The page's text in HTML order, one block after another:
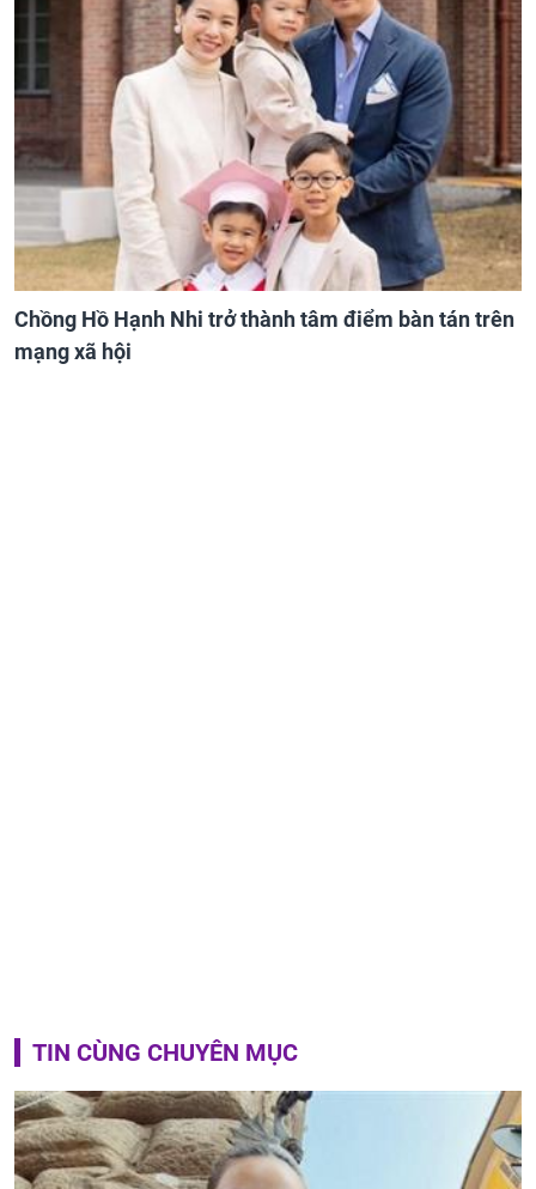
Chồng Hồ Hạnh Nhi trở thành tâm điểm bàn tán trên
mạng xã hội
TIN CÙNG CHUYÊN MỤC